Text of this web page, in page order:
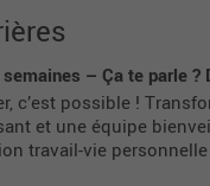
– Ça te parle
c’est possible !
et une équipe
travail-vie